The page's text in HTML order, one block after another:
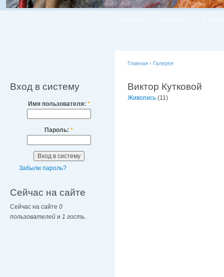
Вход в систему
Имя пользователя: *
Пароль: *
Забыли пароль?
Сейчас на сайте
Сейчас на сайте 0
пользователей и 1 гость
Главная › Галерея
Виктор Кутковой
Живопись (11)